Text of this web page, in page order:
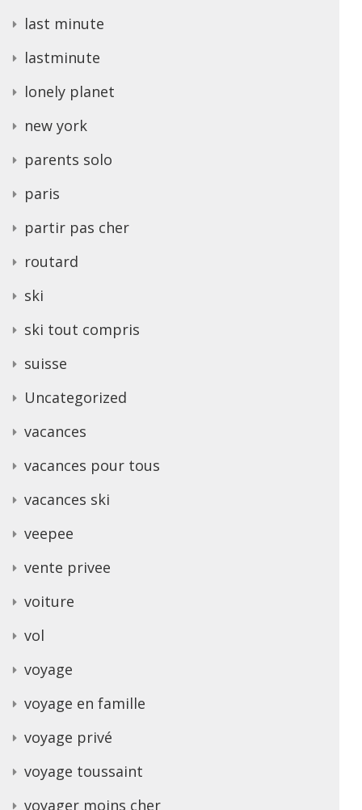
last minute
lastminute
lonely planet
new york
parents solo
paris
partir pas cher
routard
ski
ski tout compris
suisse
Uncategorized
vacances
vacances pour tous
vacances ski
veepee
vente privee
voiture
vol
voyage
voyage en famille
voyage privé
voyage toussaint
voyager moins cher